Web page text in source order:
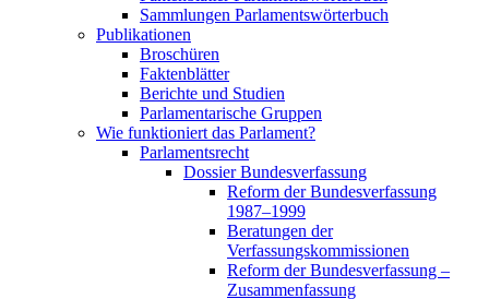
Sammlungen Parlamentswörterbuch
Publikationen
Broschüren
Faktenblätter
Berichte und Studien
Parlamentarische Gruppen
Wie funktioniert das Parlament?
Parlamentsrecht
Dossier Bundesverfassung
Reform der Bundesverfassung
1987–1999
Beratungen der
Verfassungskommissionen
Reform der Bundesverfassung –
Zusammenfassung